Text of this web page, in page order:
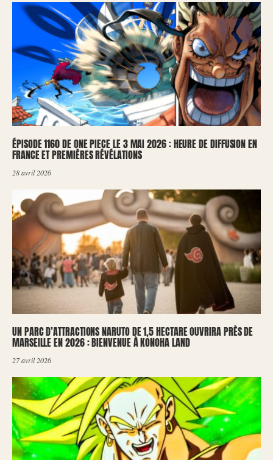
ÉPISODE 1160 DE ONE PIECE LE 3 MAI 2026 : HEURE DE DIFFUSION EN
FRANCE ET PREMIÈRES RÉVÉLATIONS
28 avril 2026
UN PARC D’ATTRACTIONS NARUTO DE 1,5 HECTARE OUVRIRA PRÈS DE
MARSEILLE EN 2026 : BIENVENUE À KONOHA LAND
27 avril 2026